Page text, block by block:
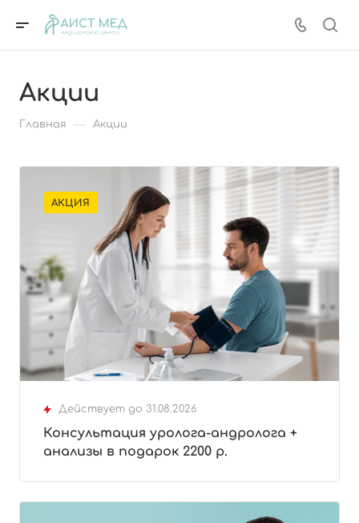
Акции
Главная — Акции
Действует до 31.08.2026
Консультация уролога-андролога +
анализы в подарок 2200 р.
АКЦИЯ